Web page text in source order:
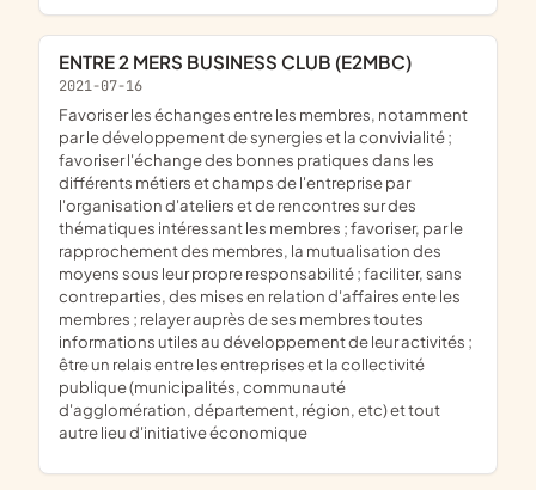
ENTRE 2 MERS BUSINESS CLUB (E2MBC)
2021-07-16
favoriser les échanges entre les membres, notamment
par le développement de synergies et la convivialité ;
favoriser l'échange des bonnes pratiques dans les
différents métiers et champs de l'entreprise par
l'organisation d'ateliers et de rencontres sur des
thématiques intéressant les membres ; favoriser, par le
rapprochement des membres, la mutualisation des
moyens sous leur propre responsabilité ; faciliter, sans
contreparties, des mises en relation d'affaires ente les
membres ; relayer auprès de ses membres toutes
informations utiles au développement de leur activités ;
être un relais entre les entreprises et la collectivité
publique (municipalités, communauté
d'agglomération, département, région, etc) et tout
autre lieu d'initiative économique